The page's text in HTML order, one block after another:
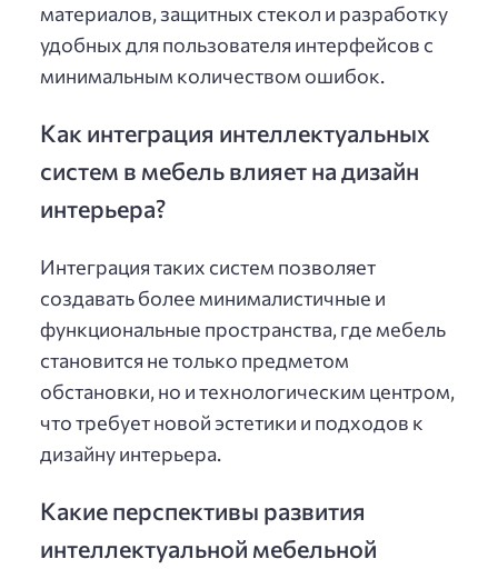
материалов, защитных стекол и разработку
удобных для пользователя интерфейсов с
минимальным количеством ошибок.
Как интеграция интеллектуальных
систем в мебель влияет на дизайн
интерьера?
Интеграция таких систем позволяет
создавать более минималистичные и
функциональные пространства, где мебель
становится не только предметом
обстановки, но и технологическим центром,
что требует новой эстетики и подходов к
дизайну интерьера.
Какие перспективы развития
интеллектуальной мебельной